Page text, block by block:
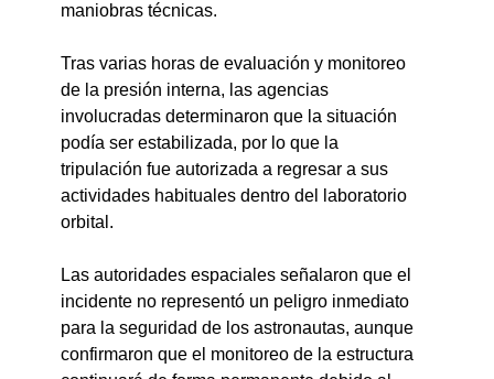
maniobras técnicas.
Tras varias horas de evaluación y monitoreo
de la presión interna, las agencias
involucradas determinaron que la situación
podía ser estabilizada, por lo que la
tripulación fue autorizada a regresar a sus
actividades habituales dentro del laboratorio
orbital.
Las autoridades espaciales señalaron que el
incidente no representó un peligro inmediato
para la seguridad de los astronautas, aunque
confirmaron que el monitoreo de la estructura